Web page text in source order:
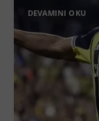
DEVAMINI OKU